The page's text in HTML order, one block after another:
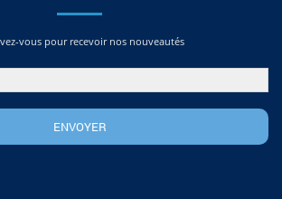
vous pour recevoir nos nouveautés